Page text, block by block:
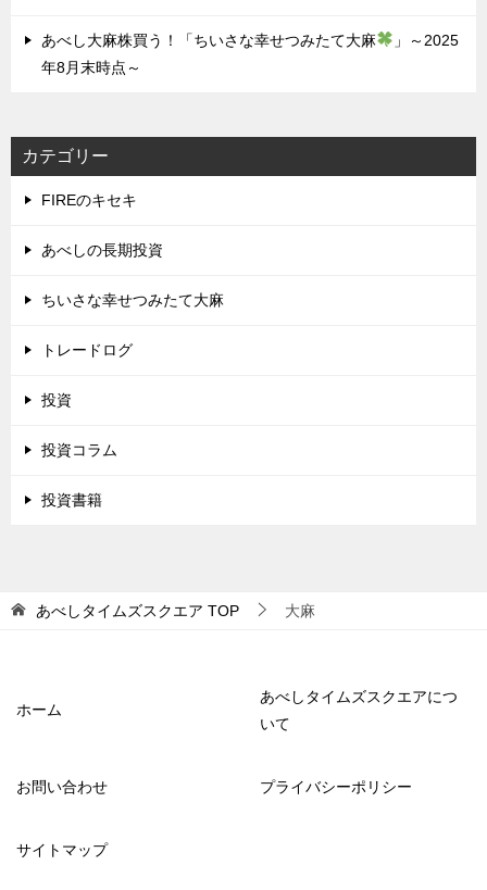
あべし大麻株買う！「ちいさな幸せつみたて大麻
」～2025
年8月末時点～
カテゴリー
FIREのキセキ
あべしの長期投資
ちいさな幸せつみたて大麻
トレードログ
投資
投資コラム
投資書籍
あべしタイムズスクエア TOP 大麻
ホーム
あべしタイムズスクエアにつ
いて
お問い合わせ プライバシーポリシー
サイトマップ